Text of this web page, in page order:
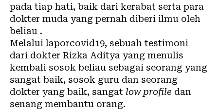
pada tiap hati, baik dari kerabat serta para
dokter muda yang pernah diberi ilmu oleh
beliau .
Melalui laporcovid19, sebuah testimoni
dari dokter Rizka Aditya yang menulis
kembali sosok beliau sebagai seorang yang
sangat baik, sosok guru dan seorang
dokter yang baik, sangat low profile dan
senang membantu orang.